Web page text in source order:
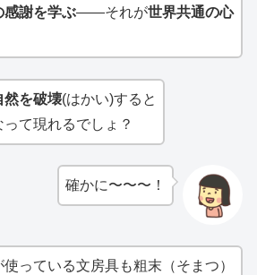
感謝を学ぶ――それが世界共通の心
然を破壊(はかい)すると
って現れるでしょ？
確かに〜〜〜！
っている文房具も粗末（そまつ）